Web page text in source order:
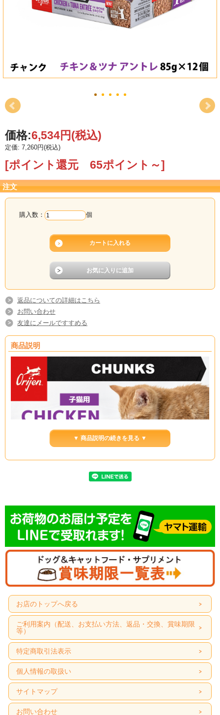
価格:6,534円(税込)
定価: 7,260円(税込)
[ポイント還元 65ポイント～]
注文
購入数： 個
返品についての詳細はこちら
お問い合わせ
友達にメールですすめる
商品説明
▼ 商品説明の続きを見る ▼
お店のトップへ戻る
ご利用案内（配送、お支払い方法、返品・交換、賞味期限
等）
特定商取引法表示
個人情報の取扱い
サイトマップ
お問い合わせ